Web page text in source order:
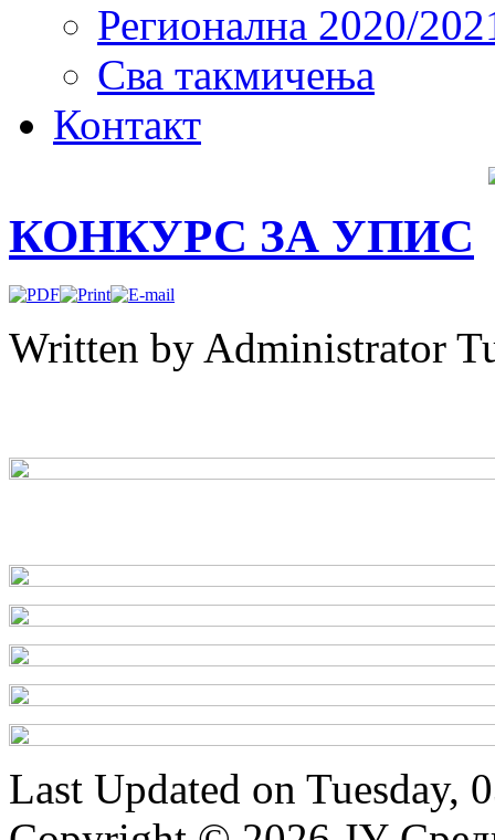
Регионална 2020/
Сва такмичења
Контакт
КОНКУРС ЗА УПИС
Written by Administrator
Last Updated on Tuesday,